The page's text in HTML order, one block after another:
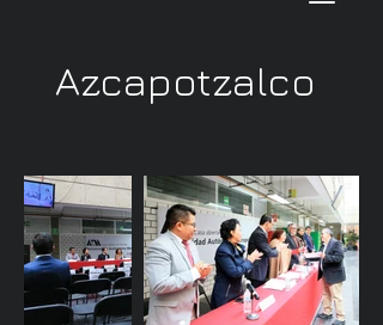
Azcapotzalco